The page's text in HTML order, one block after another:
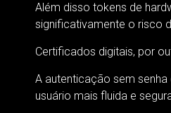
Além disso tokens de
significativamente o risco
Certificados digitais, por
A autenticação sem
usuário mais fluida e